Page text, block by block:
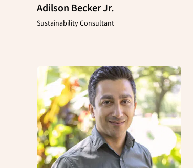
Adilson Becker Jr.
Sustainability Consultant